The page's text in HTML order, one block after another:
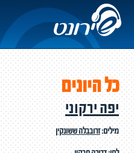
כל היונים
יפה ירקוני
מילים:זרובבלה ששונקין